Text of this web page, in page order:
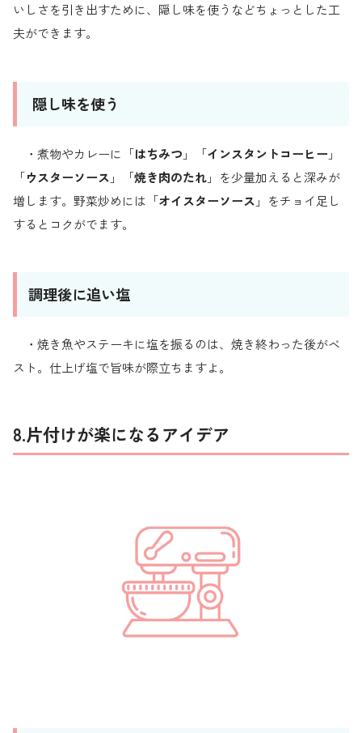
いしさを引き出すために、隠し味を使うなどちょっとした工
夫ができます。
隠し味を使う
・煮物やカレーに「はちみつ 」「インスタントコーヒー 」
「ウスターソース 」「焼き肉のたれ」を少量加えると深みが
増します。野菜炒めには「オイスターソース 」をチョイ足し
するとコクがでます。
調理後に追い塩
・焼き魚やステーキに塩を振るのは、焼き終わった後がベ
スト。仕上げ塩で旨味が際立ちますよ。
8.片付けが楽になるアイデア